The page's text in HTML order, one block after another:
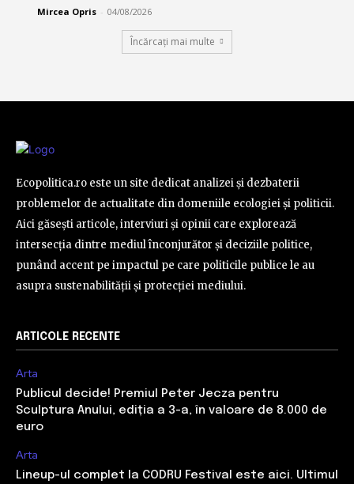
Mircea Opris - 04/08/2026
Încărcați mai multe
Ecopolitica.ro este un site dedicat analizei și dezbaterii
problemelor de actualitate din domeniile ecologiei și politicii.
Aici găsești articole, interviuri și opinii care explorează
intersecția dintre mediul înconjurător și deciziile politice,
punând accent pe impactul pe care politicile publice le au
asupra sustenabilității și protecției mediului.
ARTICOLE RECENTE
Arta
Publicul decide! Premiul Peter Jecza pentru
Sculptura Anului, ediția a 3-a, în valoare de 8.000 de
euro
Arta
Lineup-ul complet la CODRU Festival este aici. Ultimul